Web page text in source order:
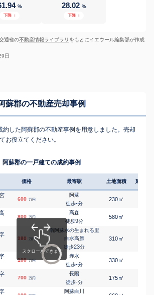
%
下降 ↓
28.02 %
下降 ↓
通省の不動産情報ライブラリ をもとにイエウール編集部が作成
日
蘇郡の不動産売却事例
約した阿蘇郡の不動産事例を用意しました。売却
お役立てください。
阿蘇郡の一戸建ての成約事例
価格 最寄駅 土地面積 延床面
600 万円
阿蘇
徒歩-分
230㎡
800 万円
高森
徒歩9分
580㎡
980 万円
南阿蘇水の生まれる里
白水高原
徒歩23分
310㎡
100 万円
赤水
徒歩-分
330㎡
700 万円
長陽
徒歩-分
175㎡
阿蘇白川